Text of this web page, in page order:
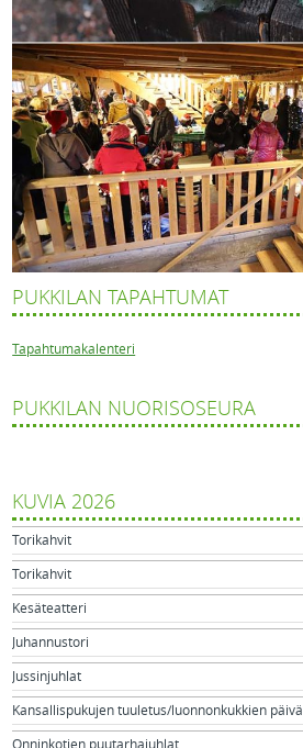
PUKKILAN TAPAHTUMAT
Tapahtumakalenteri
PUKKILAN NUORISOSEURA
KUVIA 2026
Torikahvit
Torikahvit
Kesäteatteri
Juhannustori
Jussinjuhlat
Kansallispukujen tuuletus/luonnonkukkien päivä